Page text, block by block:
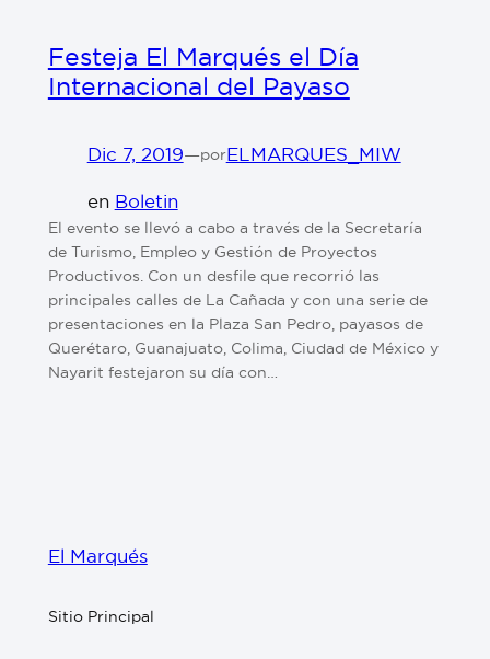
Festeja El Marqués el Día
Internacional del Payaso
Dic 7, 2019—porELMARQUES_MIW
en Boletin
El evento se llevó a cabo a través de la Secretaría
de Turismo, Empleo y Gestión de Proyectos
Productivos. Con un desfile que recorrió las
principales calles de La Cañada y con una serie de
presentaciones en la Plaza San Pedro, payasos de
Querétaro, Guanajuato, Colima, Ciudad de México y
Nayarit festejaron su día con…
El Marqués
Sitio Principal